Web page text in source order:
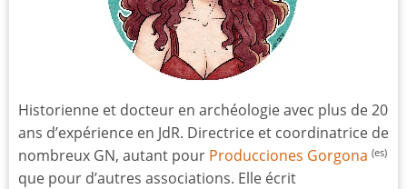
Historienne et docteur en archéologie avec plus de 20
ans d’expérience en JdR. Directrice et coordinatrice de
nombreux GN, autant pour Producciones Gorgona (es)
que pour d’autres associations. Elle écrit